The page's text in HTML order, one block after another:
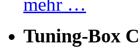
Tuning-Box